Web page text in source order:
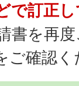
で訂正
書を再
ご確認